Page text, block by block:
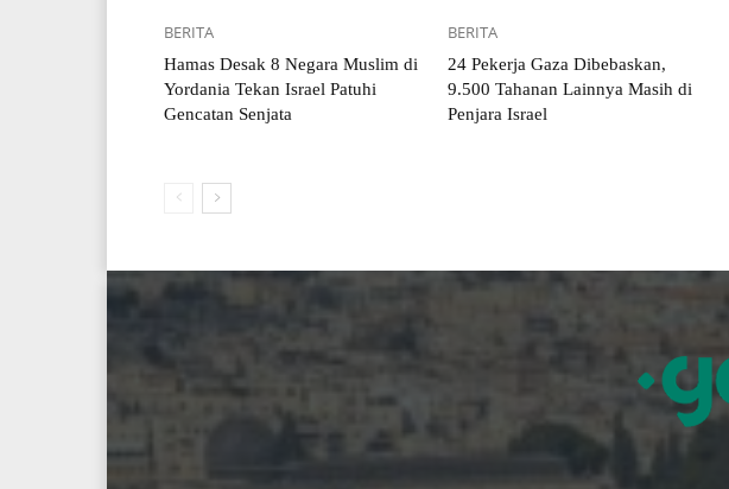
BERITA
Hamas Desak 8 Negara Muslim di
Yordania Tekan Israel Patuhi
Gencatan Senjata
BERITA
24 Pekerja Gaza Dibebaskan,
9.500 Tahanan Lainnya Masih di
Penjara Israel